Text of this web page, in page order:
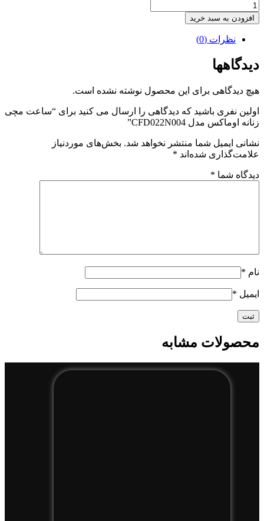
افزودن به سبد خرید
نظرات (0)
دیدگاهها
هیچ دیدگاهی برای این محصول نوشته نشده است.
اولین نفری باشید که دیدگاهی را ارسال می کنید برای “ساعت مچی
زنانه اوماکس مدل CFD022N004”
نشانی ایمیل شما منتشر نخواهد شد. بخش‌های موردنیاز
علامت‌گذاری شده‌اند *
دیدگاه شما *
نام *
ایمیل *
محصولات مشابه